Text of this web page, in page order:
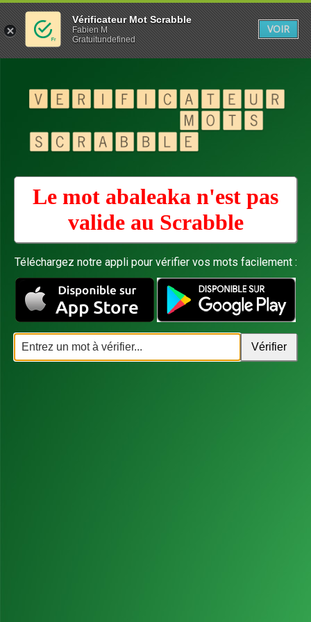
Le mot abaleaka n'est pas
valide au Scrabble
Téléchargez notre appli pour vérifier vos mots facilement :
Vérificateur Mot Scrabble
Fabien M
Gratuitundefined
VOIR